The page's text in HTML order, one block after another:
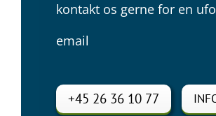
kontakt os gerne for en
email
+45 26 36 10 77